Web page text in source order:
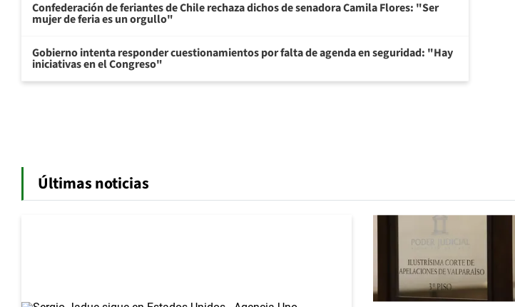
Confederación de feriantes de Chile rechaza dichos de senadora Camila Flores: "Ser
mujer de feria es un orgullo"
Gobierno intenta responder cuestionamientos por falta de agenda en seguridad: "Hay
iniciativas en el Congreso"
Últimas noticias